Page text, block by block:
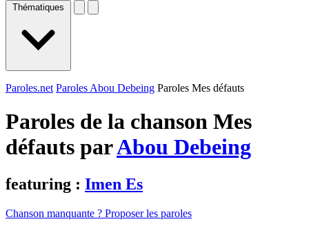
Thématiques
Paroles.net Paroles Abou Debeing Paroles Mes défauts
Paroles de la chanson Mes
défauts parAbou Debeing
featuring : Imen Es
Chanson manquante ? Proposer les paroles